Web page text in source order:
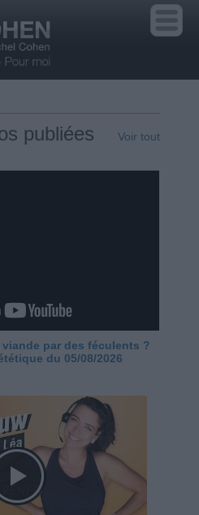
publiées Voir tout
par des féculents ?
du 05/08/2026